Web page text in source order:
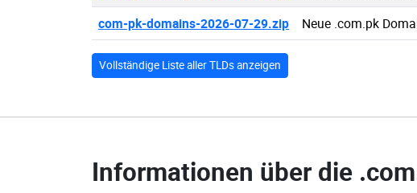
com-pk-domains-2026-07-29.zip Neue .com.pk
Vollständige Liste aller TLDs anzeigen
Informationen über die